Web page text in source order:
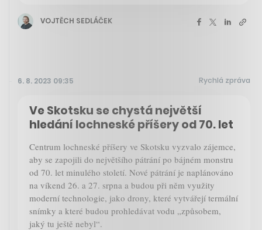
VOJTĚCH SEDLÁČEK
6. 8. 2023 09:35 Rychlá zpráva
Ve Skotsku se chystá největší
hledání lochneské příšery od 70. let
Centrum lochneské příšery ve Skotsku vyzvalo zájemce,
aby se zapojili do největšího pátrání po bájném monstru
od 70. let minulého století. Nové pátrání je naplánováno
na víkend 26. a 27. srpna a budou při něm využity
moderní technologie, jako drony, které vytvářejí termální
snímky a které budou prohledávat vodu „způsobem,
jaký tu ještě nebyl“.